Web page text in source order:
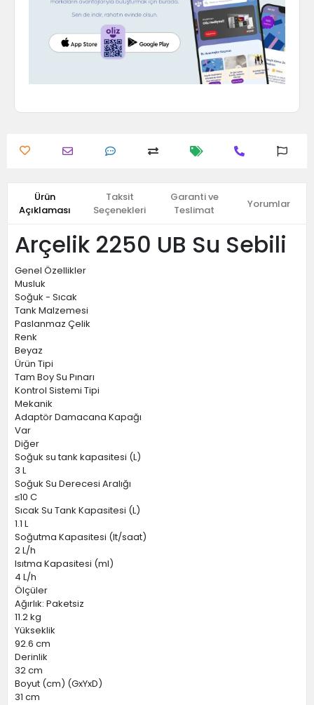
Ürün
Açıklaması
Taksit
Seçenekleri
Garanti ve
Teslimat
Yorumlar
Arçelik 2250 UB Su Sebili
Genel Özellikler
Musluk
Soğuk - Sıcak
Tank Malzemesi
Paslanmaz Çelik
Renk
Beyaz
Ürün Tipi
Tam Boy Su Pınarı
Kontrol Sistemi Tipi
Mekanik
Adaptör Damacana Kapağı
Var
Diğer
Soğuk su tank kapasitesi (L)
3 L
Soğuk Su Derecesi Aralığı
≤10 C
Sıcak Su Tank Kapasitesi (L)
1.1 L
Soğutma Kapasitesi (lt/saat)
2 L/h
Isıtma Kapasitesi (ml)
4 L/h
Ölçüler
Ağırlık: Paketsiz
11.2 kg
Yükseklik
92.6 cm
Derinlik
32 cm
Boyut (cm) (GxYxD)
31 cm